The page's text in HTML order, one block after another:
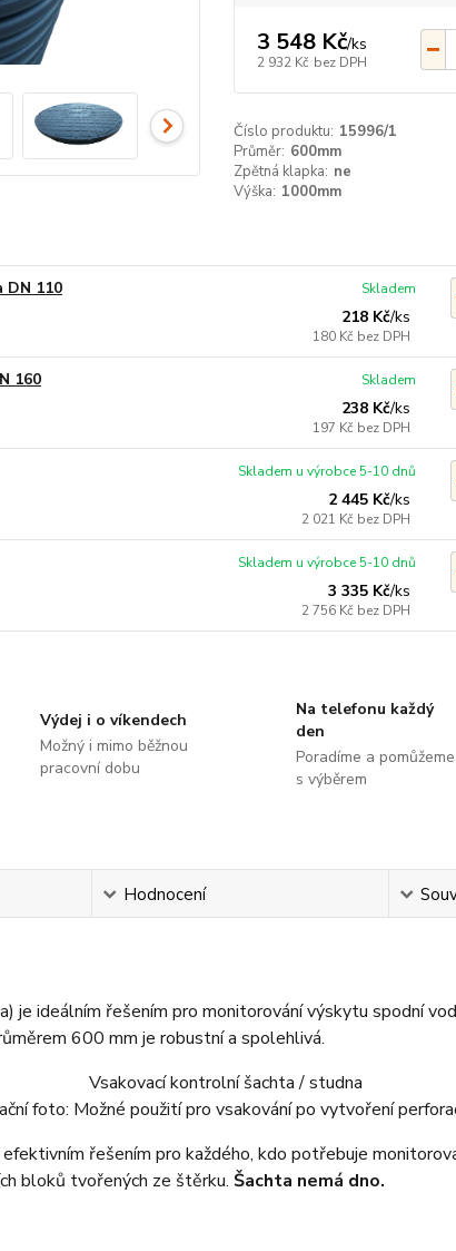
3 548 Kč/ks
2 932 Kč bez DPH
Číslo produktu: 15996/1
Průměr: 600mm
Zpětná klapka: ne
Výška: 1000mm
DN 110
218 Kč/ks
180 Kč bez DPH
Skladem
160
238 Kč/ks
197 Kč bez DPH
Skladem
2 445 Kč/ks
2 021 Kč bez DPH
Skladem u výrobce 5-10 dnů
3 335 Kč/ks
2 756 Kč bez DPH
Skladem u výrobce 5-10 dnů
Výdej i o víkendech
Možný i mimo běžnou
pracovní dobu
Na telefonu každý
den
Poradíme a pomůžeme
s výběrem
Hodnocení
je ideálním řešením pro monitorování výskytu spodní
600 mm je robustní a spolehlivá.
foto: Možné použití pro vsakování po vytvoření
řešením pro každého, kdo potřebuje
bloků tvořených ze štěrku. Šachta nemá dno.